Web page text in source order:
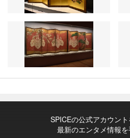
SPICEの公式アカウン
最新のエンタメ情報